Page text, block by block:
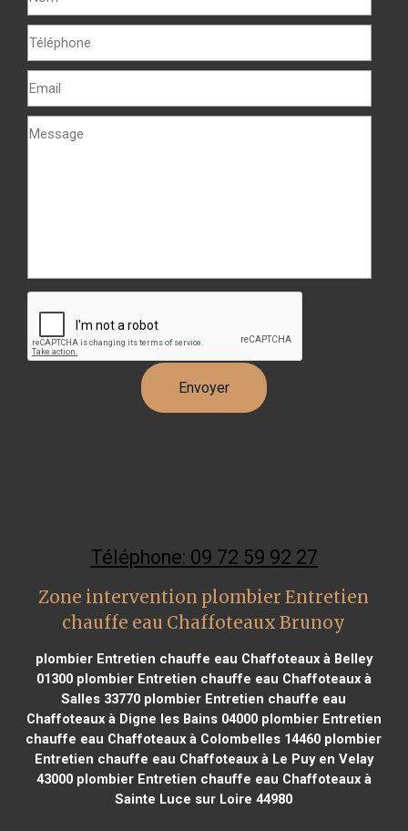
Téléphone: 09 72 59 92 27
Zone intervention plombier Entretien
chauffe eau Chaffoteaux Brunoy
plombier Entretien chauffe eau Chaffoteaux à Belley
01300plombier Entretien chauffe eau Chaffoteaux à
Salles 33770 plombier Entretien chauffe eau
Chaffoteaux à Digne les Bains 04000plombier Entretien
chauffe eau Chaffoteaux à Colombelles 14460 plombier
Entretien chauffe eau Chaffoteaux à Le Puy en Velay
43000plombier Entretien chauffe eau Chaffoteaux à
Sainte Luce sur Loire 44980